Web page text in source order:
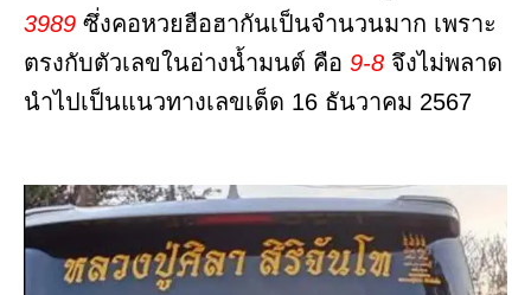
3989 ซึ่งคอหวยฮือฮากันเป็นจำนวนมาก เพราะ
ตรงกับตัวเลขในอ่างน้ำมนต์ คือ 9-8 จึงไม่พลาด
นำไปเป็นแนวทางเลขเด็ด 16 ธันวาคม 2567